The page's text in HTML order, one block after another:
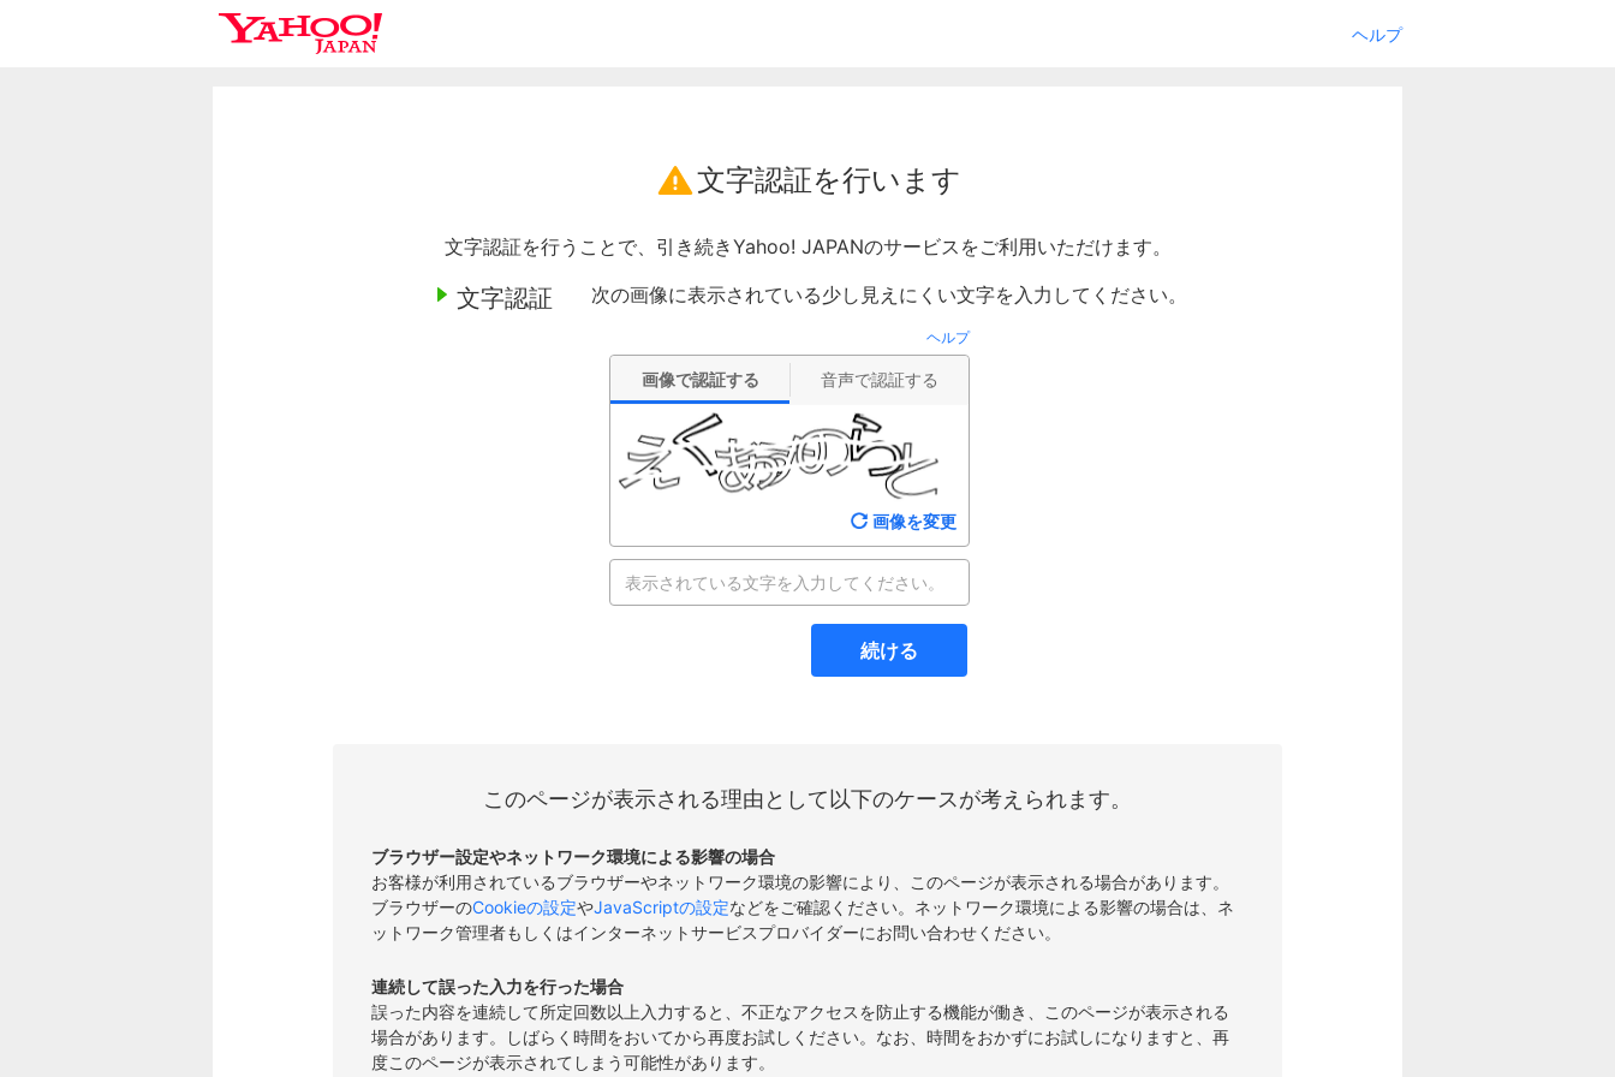
ヘルプ
文字認証を行います
文字認証を行うことで、引き続きYahoo! JAPANのサービスをご利用いただけます。
文字認証 次の画像に表示されている少し見えにくい文字を入力してください。
ヘルプ
画像で認証する 音声で認証する
画像を変更
続ける
このページが表示される理由として以下のケースが考えられます。
ブラウザー設定やネットワーク環境による影響の場合
お客様が利用されているブラウザーやネットワーク環境の影響により、このページが表示される場合があります。
ブラウザーのCookieの設定やJavaScriptの設定などをご確認ください。ネットワーク環境による影響の場合は、ネ
ットワーク管理者もしくはインターネットサービスプロバイダーにお問い合わせください。
連続して誤った入力を行った場合
誤った内容を連続して所定回数以上入力すると、不正なアクセスを防止する機能が働き、このページが表示される
場合があります。しばらく時間をおいてから再度お試しください。なお、時間をおかずにお試しになりますと、再
度このページが表示されてしまう可能性があります。